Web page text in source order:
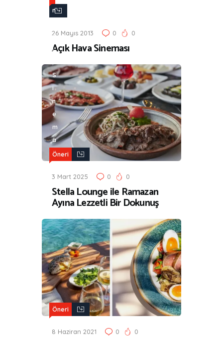
n
r
i
S
i
n
e
m
a
26 Mayıs 2013 0 0
Açık Hava Sineması
Öneri
3 Mart 2025 0 0
Stella Lounge ile Ramazan
Ayına Lezzetli Bir Dokunuş
Öneri
8 Haziran 2021 0 0